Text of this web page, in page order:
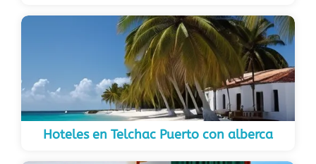
Hoteles en Telchac Puerto con alberca